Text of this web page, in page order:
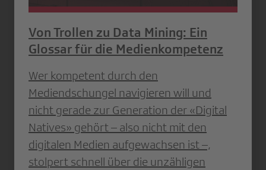
Von Trollen zu Data Mining: Ein
Glossar für die Medienkompetenz
Wer kompetent durch den
Mediendschungel navigieren will und
nicht gerade zur Generation der «Digital
Natives» gehört – also nicht mit den
digitalen Medien aufgewachsen ist –,
stolpert schnell über die unzähligen